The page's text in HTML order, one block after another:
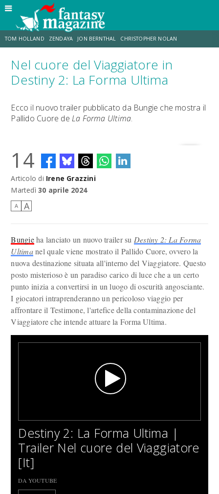
TOM HOLLAND ZENDAYA JON BERNTHAL CHRISTOPHER NOLAN
STRANIMONDI LUCCA COMICS & GAMES ODISSEA JACOB BATALON
Nel cuore del Viaggiatore in
Destiny 2: La Forma Ultima
Ecco il nuovo trailer pubblicato da Bungie che mostra il
Pallido Cuore de La Forma Ultima.
14
Articolo di Irene Grazzini
Martedì 30 aprile 2024
A A
Bungieha lanciato un nuovo trailer su Destiny 2: La Forma
Ultimanel quale viene mostrato il Pallido Cuore, ovvero la
nuova destinazione situata all'interno del Viaggiatore. Questo
posto misterioso è un paradiso carico di luce che a un certo
punto inizia a convertirsi in un luogo di oscurità angosciante.
I giocatori intraprenderanno un pericoloso viaggio per
affrontare il Testimone, l'artefice della contaminazione del
Viaggiatore che intende attuare la Forma Ultima.
Destiny 2: La Forma Ultima |
Trailer Nel cuore del Viaggiatore
[It]
DA YOUTUBE